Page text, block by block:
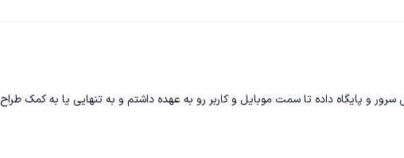
و پایگاه داده تا سمت موبایل و کاربر رو به عهده داشتم و به تنهایی یا به کمک طراح